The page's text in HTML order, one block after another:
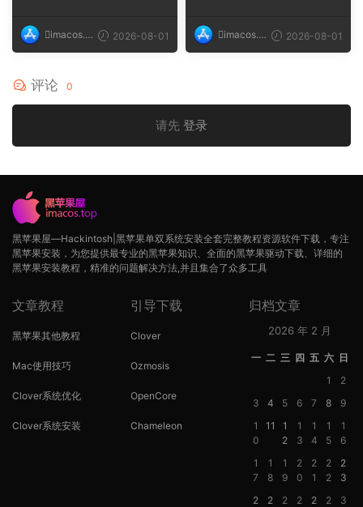
imacos.t
op
2026-08-01
imacos.t
op
2026-08-01
评论 0
请先 登录
黑苹果屋—Hackintosh|黑苹果单双系统安装全套完整教程资源软件下载，专注
黑苹果安装，为您提供最专业的黑苹果知识、全面的黑苹果驱动下载、详细的
黑苹果安装教程，精准的问题解决方法,并且集合了众多工具
文章教程
黑苹果其他教程
Mac使用技巧
Clover系统优化
Clover系统安装
引导下载
Clover
Ozmosis
OpenCore
Chameleon
归档文章
2026 年 2 月
一 二 三 四 五 六 日
1
2
3
4 5 6 7 8
9
1
0
11
1
2
1
3
1
4
1
5
1
6
1
7
1
8
1
9
2
0
2
1
2
2
2
3
2
2
2
2
2
2
3